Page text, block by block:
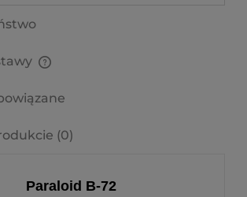
(0)
Paraloid B-72